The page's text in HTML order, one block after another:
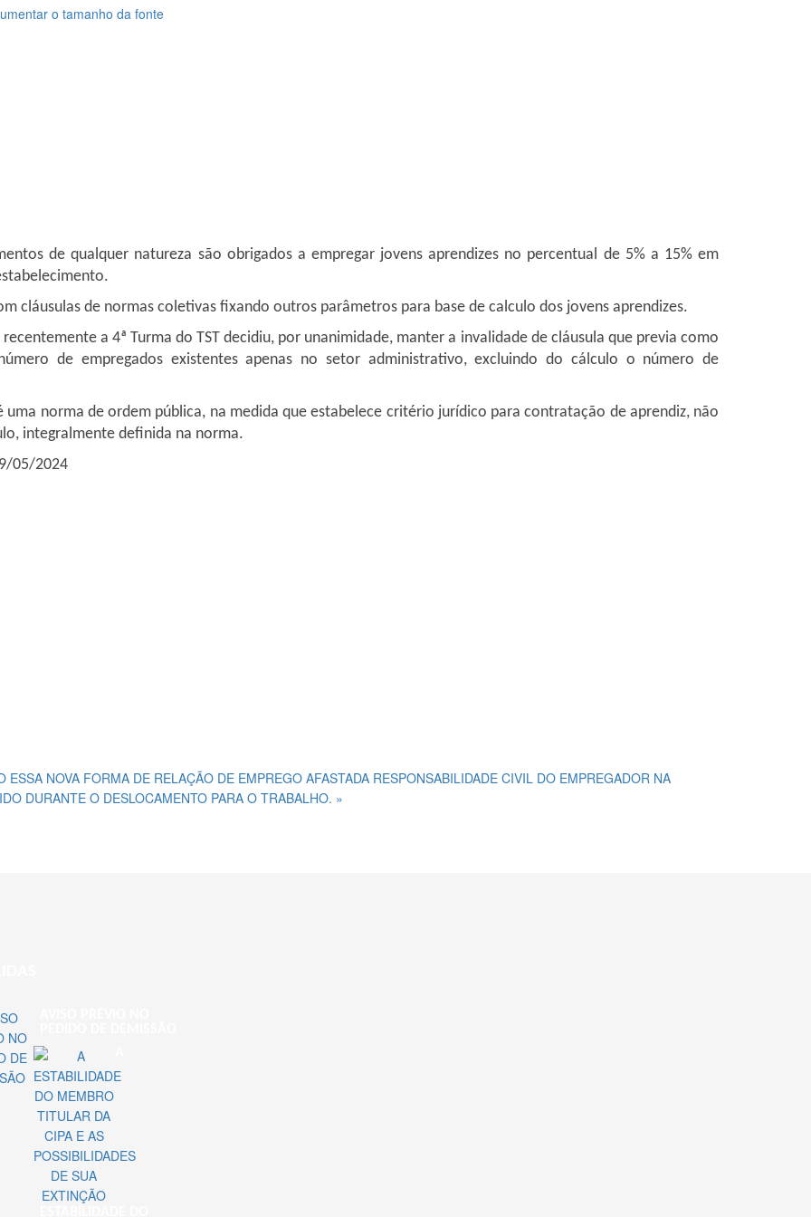
o tamanho da fonte
de qualquer natureza são obrigados a empregar jovens aprendizes no percentual de 5% a 15% em
cláusulas de normas coletivas fixando outros parâmetros para base de calculo dos jovens aprendizes.
a 4ª Turma do TST decidiu, por unanimidade, manter a invalidade de cláusula que previa como
de empregados existentes apenas no setor administrativo, excluindo do cálculo o número de
uma norma de ordem pública, na medida que estabelece critério jurídico para contratação de aprendiz, não
integralmente definida na norma.
05/2024
ESSA NOVA FORMA DE RELAÇÃO DE EMPREGO AFASTADA RESPONSABILIDADE CIVIL DO EMPREGADOR NA
DURANTE O DESLOCAMENTO PARA O TRABALHO. »